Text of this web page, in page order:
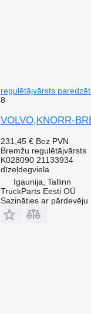
regulētājvārsts
8
VOLVO,KNORR-
231,45 € Bez PVN
Bremžu regulētājvārsts
K028090 21133934
dīzeļdegviela
Igaunija, Tallinn
TruckParts Eesti OÜ
Sazināties ar pārdevēju